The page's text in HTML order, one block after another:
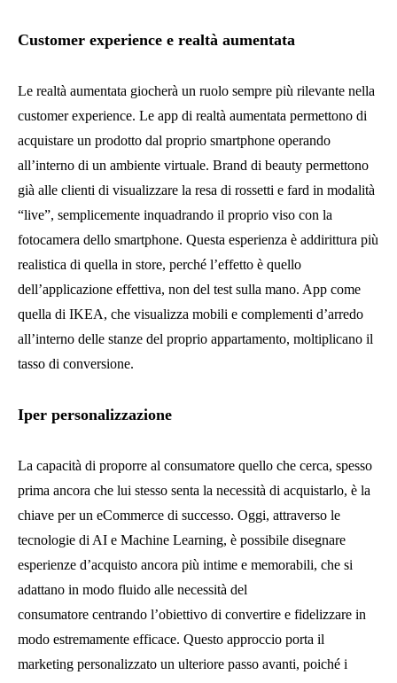
Customer experience e realtà aumentata
Le realtà aumentata giocherà un ruolo sempre più rilevante nella
customer experience. Le app di realtà aumentata permettono di
acquistare un prodotto dal proprio smartphone operando
all’interno di un ambiente virtuale. Brand di beauty permettono
già alle clienti di visualizzare la resa di rossetti e fard in modalità
“live”, semplicemente inquadrando il proprio viso con la
fotocamera dello smartphone. Questa esperienza è addirittura più
realistica di quella in store, perché l’effetto è quello
dell’applicazione effettiva, non del test sulla mano. App come
quella di IKEA, che visualizza mobili e complementi d’arredo
all’interno delle stanze del proprio appartamento, moltiplicano il
tasso di conversione.
Iper personalizzazione
La capacità di proporre al consumatore quello che cerca, spesso
prima ancora che lui stesso senta la necessità di acquistarlo, è la
chiave per un eCommerce di successo. Oggi, attraverso le
tecnologie di AI e Machine Learning, è possibile disegnare
esperienze d’acquisto ancora più intime e memorabili, che si
adattano in modo fluido alle necessità del
consumatore centrando l’obiettivo di convertire e fidelizzare in
modo estremamente efficace. Questo approccio porta il
marketing personalizzato un ulteriore passo avanti, poiché i